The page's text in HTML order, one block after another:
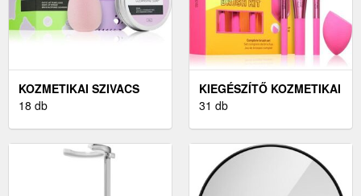
KOZMETIKAI SZIVACS
SZETT
18 db
KIEGÉSZÍTŐ KOZMETIKAI
TERMÉKEK
31 db